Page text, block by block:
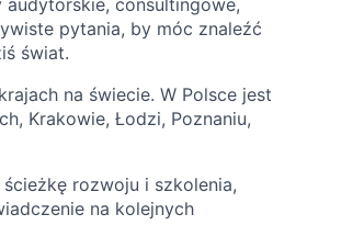
audytorskie, consultingowe,
pytania, by móc znaleźć
świat.
na świecie. W Polsce jest
Krakowie, Łodzi, Poznaniu,
rozwoju i szkolenia,
na kolejnych